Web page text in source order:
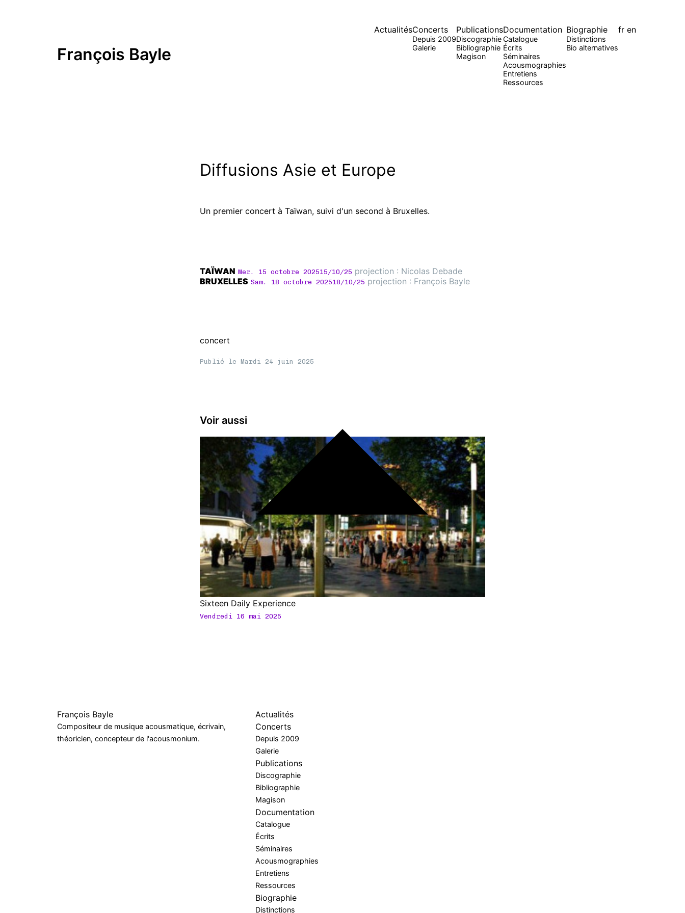
François Bayle
ActualitésConcerts
Depuis 2009
Galerie
Publications
Discographie
Bibliographie
Magison
Documentation
Catalogue
Écrits
Séminaires
Acousmographies
Entretiens
Ressources
Biographie
Distinctions
Bio alternatives
fr en
Diffusions Asie et Europe
Un premier concert à Taïwan, suivi d'un second à Bruxelles.
TAÏWAN Mer. 15 octobre 202515/10/25 projection : Nicolas Debade
BRUXELLES Sam. 18 octobre 202518/10/25 projection : François Bayle
concert
Publié le Mardi 24 juin 2025
Voir aussi
Sixteen Daily Experience
Vendredi 16 mai 2025
François Bayle
Compositeur de musique acousmatique, écrivain,
théoricien, concepteur de l'acousmonium.
Actualités
Concerts
Depuis 2009
Galerie
Publications
Discographie
Bibliographie
Magison
Documentation
Catalogue
Écrits
Séminaires
Acousmographies
Entretiens
Ressources
Biographie
Distinctions